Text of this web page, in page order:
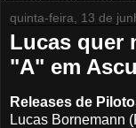
quinta-feira, 13 de
Lucas quer
"A" em
Releases de
Lucas Bornemann